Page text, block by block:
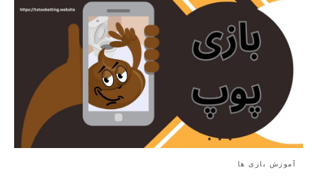
آموزش بازی ها